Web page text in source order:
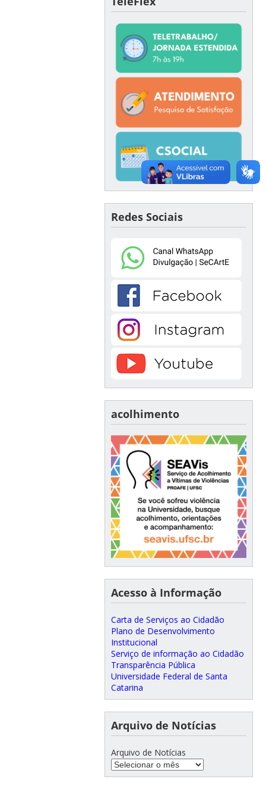
Redes Sociais
acolhimento
Acesso à Informação
Carta de Serviços ao Cidadão
Plano de Desenvolvimento
Institucional
Serviço de informação ao Cidadão
Transparência Pública
Universidade Federal de Santa
Catarina
Arquivo de Notícias
Arquivo de Notícias